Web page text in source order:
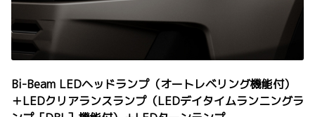
Bi-Beam LEDヘッドランプ（オートレベリング機能付）
＋LEDクリアランスランプ（LEDデイタイムランニングラ